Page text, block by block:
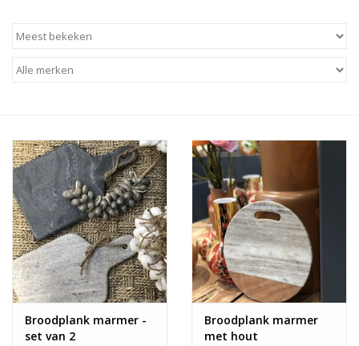
Textiel
NIEUW!
Sale!
Kleuren
Broodplank marmer -
set van 2
Broodplank marmer
met hout